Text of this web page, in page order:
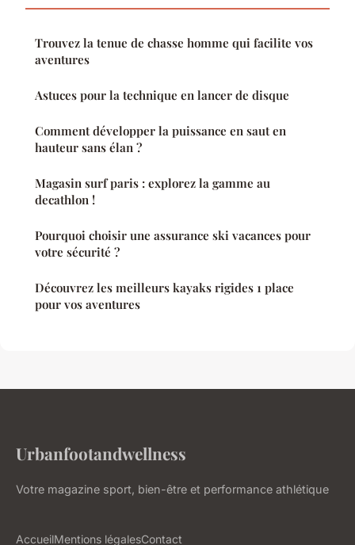
Trouvez la tenue de chasse homme qui facilite vos
aventures
Astuces pour la technique en lancer de disque
Comment développer la puissance en saut en
hauteur sans élan ?
Magasin surf paris : explorez la gamme au
decathlon !
Pourquoi choisir une assurance ski vacances pour
votre sécurité ?
Découvrez les meilleurs kayaks rigides 1 place
pour vos aventures
Urbanfootandwellness
Votre magazine sport, bien-être et performance athlétique
AccueilMentions légalesContact